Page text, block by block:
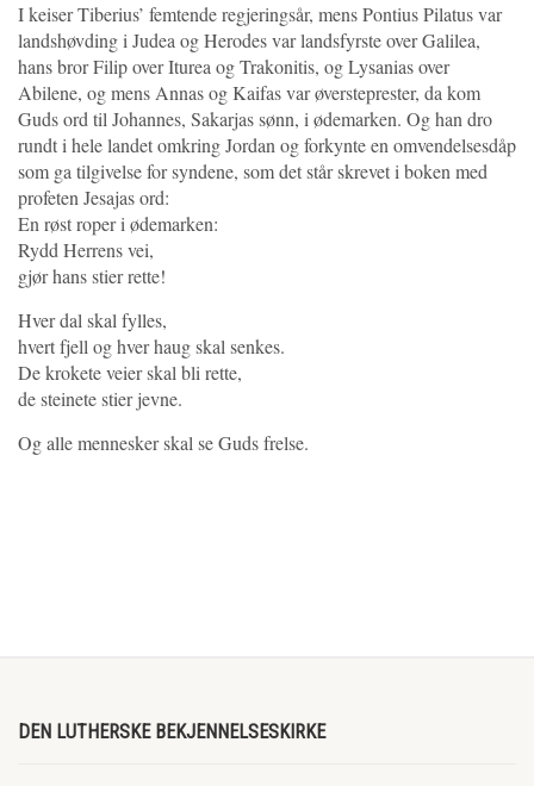
I keiser Tiberius’ femtende regjeringsår, mens Pontius Pilatus var
landshøvding i Judea og Herodes var landsfyrste over Galilea,
hans bror Filip over Iturea og Trakonitis, og Lysanias over
Abilene, og mens Annas og Kaifas var øversteprester, da kom
Guds ord til Johannes, Sakarjas sønn, i ødemarken. Og han dro
rundt i hele landet omkring Jordan og forkynte en omvendelsesdåp
som ga tilgivelse for syndene, som det står skrevet i boken med
profeten Jesajas ord:
En røst roper i ødemarken:
Rydd Herrens vei,
gjør hans stier rette!
Hver dal skal fylles,
hvert fjell og hver haug skal senkes.
De krokete veier skal bli rette,
de steinete stier jevne.
Og alle mennesker skal se Guds frelse.
DEN LUTHERSKE BEKJENNELSESKIRKE